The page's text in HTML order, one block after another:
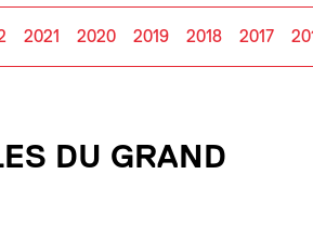
2021 2020 2019 2018 2017
DU GRAND